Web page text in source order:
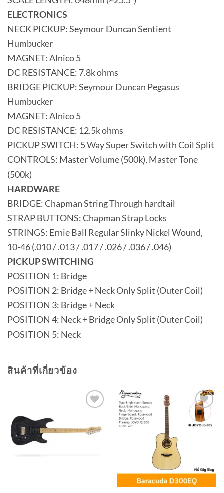
ELECTRONICS
NECK PICKUP: Seymour Duncan Sentient
Humbucker
MAGNET: Alnico 5
DC RESISTANCE: 7.8k ohms
BRIDGE PICKUP: Seymour Duncan Pegasus
Humbucker
MAGNET: Alnico 5
DC RESISTANCE: 12.5k ohms
PICKUP SWITCH: 5 Way Super Switch with Coil Split
CONTROLS: Master Volume (500k), Master Tone
(500k)
HARDWARE
BRIDGE: Chapman String Through hardtail
STRAP BUTTONS: Chapman Strap Locks
STRINGS: Ernie Ball Regular Slinky Nickel Wound,
10-46 (.010 / .013 / .017 / .026 / .036 / .046)
PICKUP SWITCHING
POSITION 1: Bridge
POSITION 2: Bridge + Neck Only Split (Outer Coil)
POSITION 3: Bridge + Neck
POSITION 4: Neck + Bridge Only Split (Outer Coil)
POSITION 5: Neck
สินค้าที่เกี่ยวข้อง
wishlist
Add to
wishlist